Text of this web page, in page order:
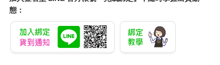
態：